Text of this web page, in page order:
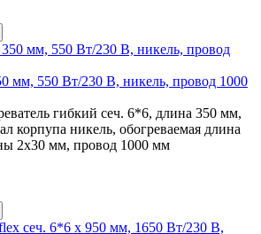
мм, 550 Вт/230 В, никель, провод 1000
гибкий сеч. 6*6, длина 350 мм,
корпупа никель, обогреваемая длина
2х30 мм, провод 1000 мм